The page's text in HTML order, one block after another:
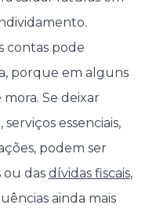
contas pode
porque em alguns
Se deixar
essenciais,
podem ser
ou das dívidas fiscais,
ainda mais